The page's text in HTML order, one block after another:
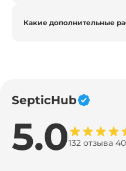
Какие дополнительные
SepticHub
5.0132 отзыва